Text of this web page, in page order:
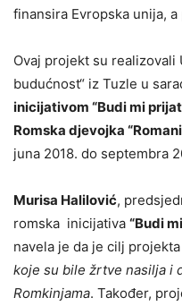
finansira Evropska unija,
Ovaj projekt su realizovali
budućnost“ iz Tuzle u
inicijativom “Budi mi
Romska djevojka
juna 2018. do septembra
Murisa Halilović,
romska inicijativa “Budi
navela je da je cilj
koje su bile žrtve nasilja i
Romkinjama. Također,